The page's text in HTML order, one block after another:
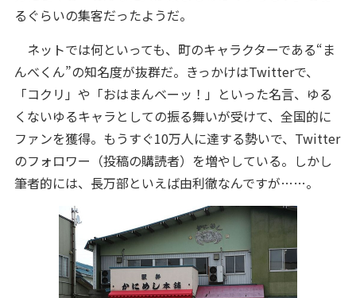
るぐらいの集客だったようだ。
ネットでは何といっても、町のキャラクターである“ま
んべくん”の知名度が抜群だ。きっかけはTwitterで、
「コクリ」や「おはまんベーッ！」といった名言、ゆる
くないゆるキャラとしての振る舞いが受けて、全国的に
ファンを獲得。もうすぐ10万人に達する勢いで、Twitter
のフォロワー（投稿の購読者）を増やしている。しかし
筆者的には、長万部といえば由利徹なんですが……。